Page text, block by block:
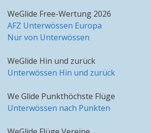
WeGlide Free-Wertung 2026
AFZ Unterwössen Europa
Nur von Unterwössen
WeGlide Hin und zurück
Unterwössen Hin und zurück
We Glide Punkthöchste Flüge
Unterwössen nach Punkten